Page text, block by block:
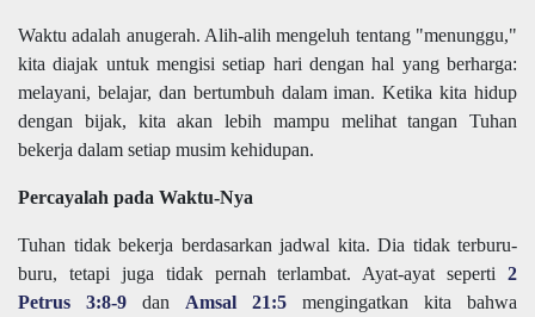
Waktu adalah anugerah. Alih-alih mengeluh tentang "menunggu,"
kita diajak untuk mengisi setiap hari dengan hal yang berharga:
melayani, belajar, dan bertumbuh dalam iman. Ketika kita hidup
dengan bijak, kita akan lebih mampu melihat tangan Tuhan
bekerja dalam setiap musim kehidupan.
Percayalah pada Waktu-Nya
Tuhan tidak bekerja berdasarkan jadwal kita. Dia tidak terburu-
buru, tetapi juga tidak pernah terlambat. Ayat-ayat seperti 2
Petrus 3:8-9 dan Amsal 21:5 mengingatkan kita bahwa